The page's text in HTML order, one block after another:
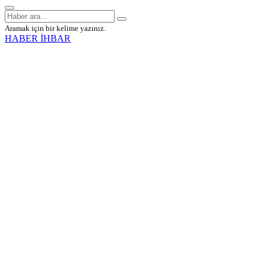
Aramak için bir kelime yazınız.
HABER İHBAR